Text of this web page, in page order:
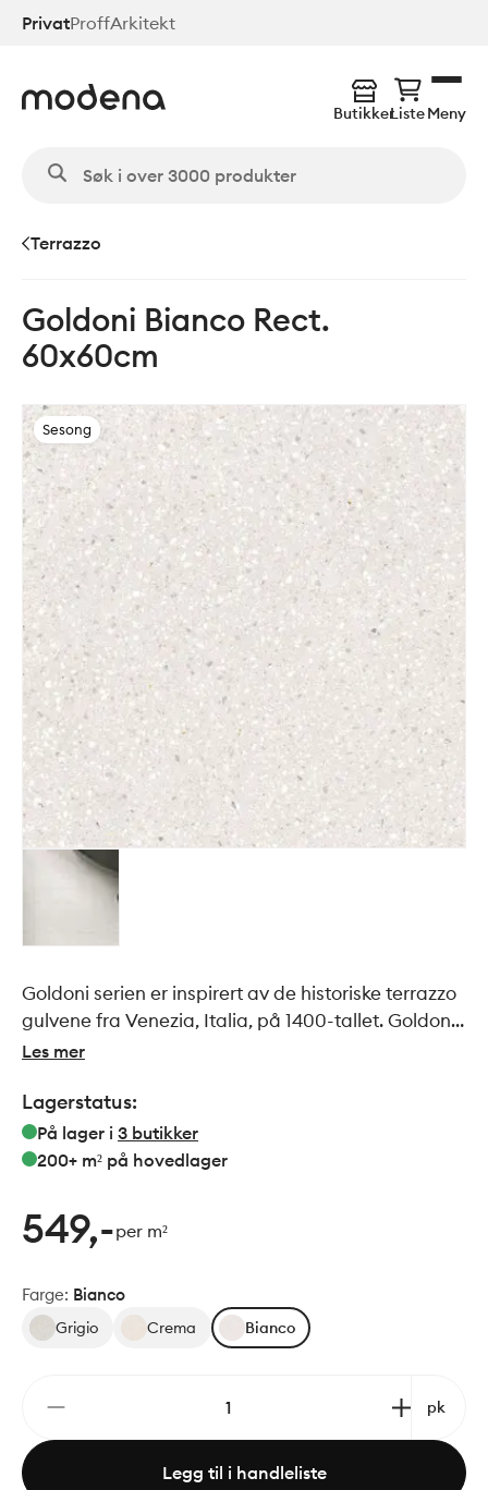
Hopp
PrivatProffArkitekt
ButikkerListeMeny
Terrazzo
Goldoni Bianco Rect.
60x60cm
Sesong
Goldoni serien er inspirert av de historiske terrazzo
gulvene fra Venezia, Italia, på 1400-tallet. Goldoni
er en nøye utformet serie med realistisk
Les mer
Lagerstatus:
På lager i 3 butikker
200+ m² på hovedlager
549,-per m²
Farge: Bianco
Grigio Crema Bianco
pk
Legg til i handleliste